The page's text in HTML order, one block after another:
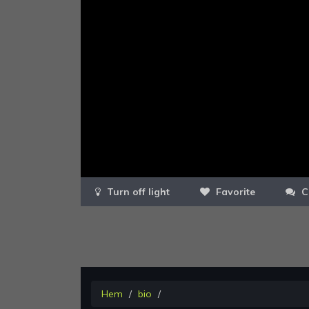
Favorite
Hem bio